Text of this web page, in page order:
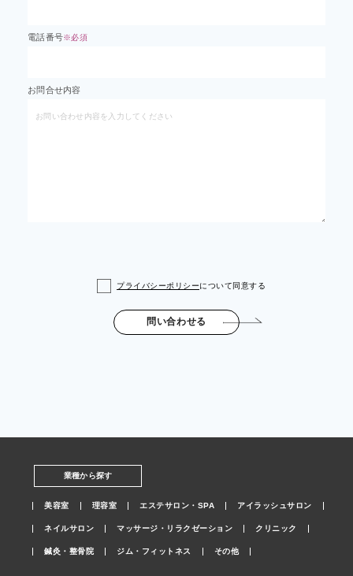
電話番号※必須
お問合せ内容
プライバシーポリシーについて同意する
問い合わせる
業種から探す
美容室 理容室 エステサロン・SPA アイラッシュサロン
ネイルサロン マッサージ・リラクゼーション クリニック
鍼灸・整骨院 ジム・フィットネス その他